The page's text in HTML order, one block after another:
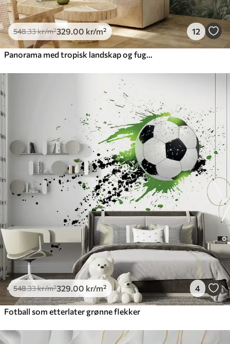
548.33kr/m²329 .00 kr/m² 12
548.33kr/m²329 .00 kr/m² 4
Fotball som etterlater grønne flekker